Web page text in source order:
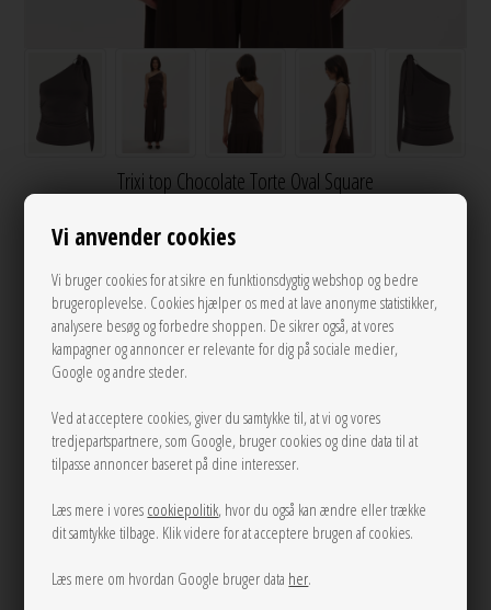
Vi anvender cookies
Vi bruger cookies for at sikre en funktionsdygtig webshop og bedre
brugeroplevelse. Cookies hjælper os med at lave anonyme statistikker,
analysere besøg og forbedre shoppen. De sikrer også, at vores
kampagner og annoncer er relevante for dig på sociale medier,
Google og andre steder.
Ved at acceptere cookies, giver du samtykke til, at vi og vores
tredjepartspartnere, som Google, bruger cookies og dine data til at
tilpasse annoncer baseret på dine interesser.
Læs mere i vores cookiepolitik, hvor du også kan ændre eller trække
dit samtykke tilbage. Klik videre for at acceptere brugen af cookies.
Læs mere om hvordan Google bruger data her.
Trixi top Chocolate Torte Oval Square
Se mere fra Oval Square
900,00DKK
LÆG I KURVEN
Tilføj til Ønskeskyen
Mørkebrun asymetrisk one shoulder top fra Copenhagen Muse med ring
detalje + bånd på den ene strop, samt draperinger i siderne.